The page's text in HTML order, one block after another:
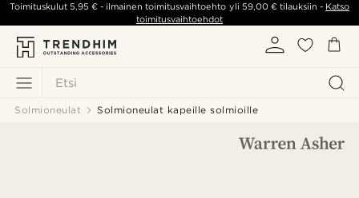
Etsi
Toimituskulut5,95 € - ilmainen toimitusvaihtoehto yli 59,00 €tilauksiin - Katso
toimitusvaihtoehdot
Solmioneulat Solmioneulat kapeille solmioille